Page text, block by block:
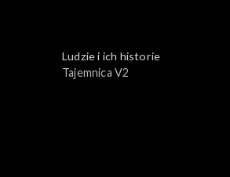
Ludzie i ich historie
Tajemnica V2